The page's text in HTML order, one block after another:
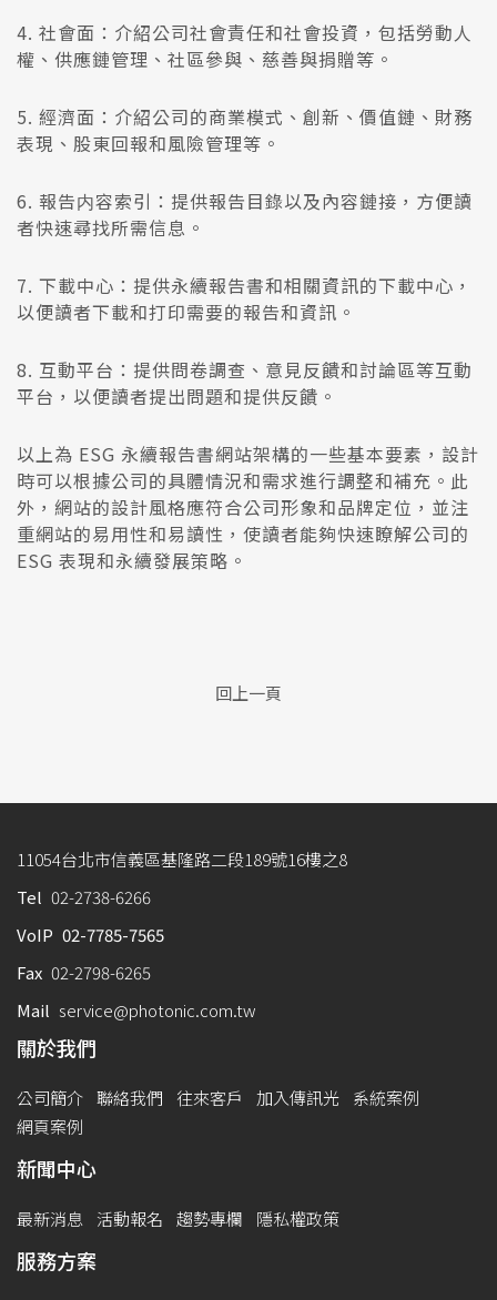
4. 社會面：介紹公司社會責任和社會投資，包括勞動人
權、供應鏈管理、社區參與、慈善與捐贈等。
5. 經濟面：介紹公司的商業模式、創新、價值鏈、財務
表現、股東回報和風險管理等。
6. 報告内容索引：提供報告目錄以及內容鏈接，方便讀
者快速尋找所需信息。
7. 下載中心：提供永續報告書和相關資訊的下載中心，
以便讀者下載和打印需要的報告和資訊。
8. 互動平台：提供問卷調查、意見反饋和討論區等互動
平台，以便讀者提出問題和提供反饋。
以上為 ESG 永續報告書網站架構的一些基本要素，設計
時可以根據公司的具體情況和需求進行調整和補充。此
外，網站的設計風格應符合公司形象和品牌定位，並注
重網站的易用性和易讀性，使讀者能夠快速瞭解公司的
ESG 表現和永續發展策略。
回上一頁
11054台北市信義區基隆路二段189號16樓之8
Tel 02-2738-6266
VoIP 02-7785-7565
Fax 02-2798-6265
Mail service@photonic.com.tw
關於我們
公司簡介 聯絡我們 往來客戶 加入傳訊光
系統案例
網頁案例
新聞中心
最新消息 活動報名 趨勢專欄 隱私權政策
服務方案